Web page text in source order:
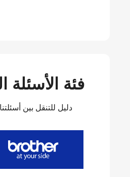
فئة الأسئلة
دليل للتنقل بين أسئلتنا